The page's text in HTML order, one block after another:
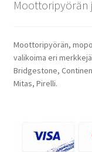
Moottoripyörän
Moottoripyörän,
valikoima eri
Bridgestone,
Mitas, Pirelli.